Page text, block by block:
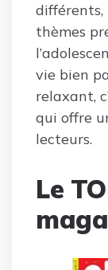
différents,
thèmes
vie bien
relaxant,
qui offre
lecteurs.
Le